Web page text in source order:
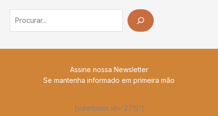
Assine nossa Newsletter
Se mantenha informado em primeira mão
[sureforms id='2715']